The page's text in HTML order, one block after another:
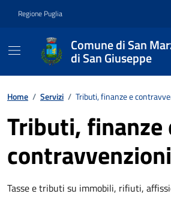
Regione Puglia
Comune di San
di San Giuseppe
Contenuti in evidenza
Home / Servizi / Tributi, finanze e
Tributi, finanze
contravvenzioni
Tasse e tributi su immobili, rifiuti,